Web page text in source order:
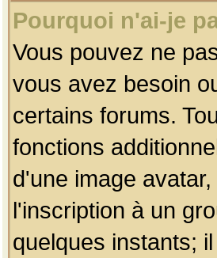
Pourquoi n'ai-je
Vous pouvez ne
vous avez besoin
certains forums.
fonctions
d'une image
l'inscription à un
quelques instants;